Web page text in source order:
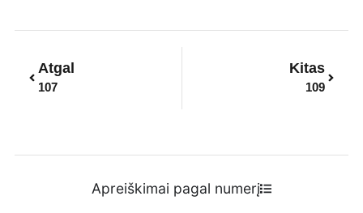
Atgal
107
Kitas
109
Apreiškimai pagal numerį